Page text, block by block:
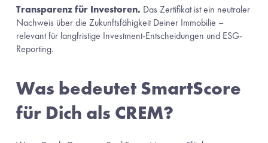
Transparenz für Investoren. Das Zertifikat ist ein neutraler
Nachweis über die Zukunftsfähigkeit Deiner Immobilie –
relevant für langfristige Investment-Entscheidungen und ESG-
Reporting.
Was bedeutet SmartScore
für Dich als CREM?